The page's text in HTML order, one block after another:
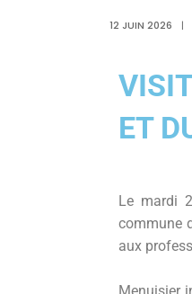
12 JUIN 2026 |
ET
Le mardi
commune
aux